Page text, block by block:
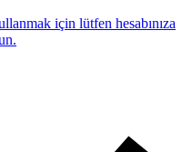
için lütfen hesabınıza